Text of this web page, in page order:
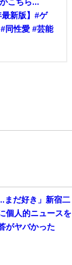
最新版】#ゲ
同性愛 #芸能
まだ好き」新宿二
個人的ニュースを
がヤバかった